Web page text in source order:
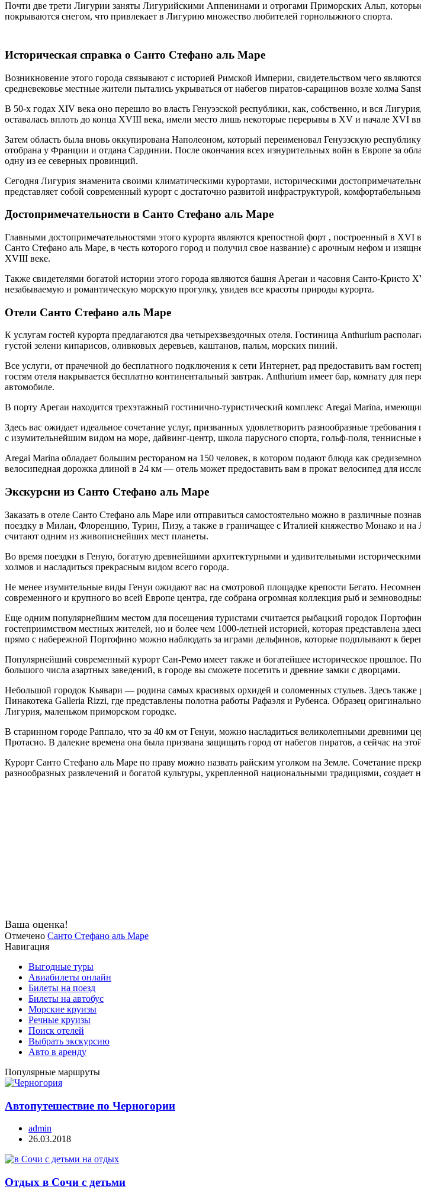
Почти две трети Лигурии заняты Лигурийскими Аппенинами и отрогами Приморских Альп,
покрываются снегом, что привлекает в Лигурию множество любителей горнолыжного спорта.
Историческая справка о Санто Стефано аль Маре
Возникновение этого города связывают с историей Римской Империи, свидетельством чего
средневековье местные жители пытались укрываться от набегов пиратов-сарацинов возле холма
В 50-х годах XIV века оно перешло во власть Генуэзской республики, как, собственно, и вся
оставалась вплоть до конца XVIII века, имели место лишь некоторые перерывы в XV и начале XVI
Затем область была вновь оккупирована Наполеоном, который переименовал Генуэзскую
отобрана у Франции и отдана Сардинии. После окончания всех изнурительных войн в Европе за
одну из ее северных провинций.
Сегодня Лигурия знаменита своими климатическими курортами, историческими
представляет собой современный курорт с достаточно развитой инфраструктурой,
Достопримечательности в Санто Стефано аль Маре
Главными достопримечательностями этого курорта являются крепостной форт , построенный в
Санто Стефано аль Маре, в честь которого город и получил свое название) с арочным нефом и
XVIII веке.
Также свидетелями богатой истории этого города являются башня Арегаи и часовня Санто-
незабываемую и романтическую морскую прогулку, увидев все красоты природы курорта.
Отели Санто Стефано аль Маре
К услугам гостей курорта предлагаются два четырехзвездочных отеля. Гостиница Anthurium
густой зелени кипарисов, оливковых деревьев, каштанов, пальм, морских пиний.
Все услуги, от прачечной до бесплатного подключения к сети Интернет, рад предоставить вам
гостям отеля накрывается бесплатно континентальный завтрак. Anthurium имеет бар, комнату для
автомобиле.
В порту Арегаи находится трехэтажный гостинично-туристический комплекс Aregai Marina,
Здесь вас ожидает идеальное сочетание услуг, призванных удовлетворить разнообразные
с изумительнейшим видом на море, дайвинг-центр, школа парусного спорта, гольф-поля,
Aregai Marina обладает большим рестораном на 150 человек, в котором подают блюда как
велосипедная дорожка длиной в 24 км — отель может предоставить вам в прокат велосипед для
Экскурсии из Санто Стефано аль Маре
Заказать в отеле Санто Стефано аль Маре или отправиться самостоятельно можно в различные
поездку в Милан, Флоренцию, Турин, Пизу, а также в граничащее с Италией княжество Монако и
считают одним из живописнейших мест планеты.
Во время поездки в Геную, богатую древнейшими архитектурными и удивительными
холмов и насладиться прекрасным видом всего города.
Не менее изумительные виды Генуи ожидают вас на смотровой площадке крепости Бегато.
современного и крупного во всей Европе центра, где собрана огромная коллекция рыб и
Еще одним популярнейшим местом для посещения туристами считается рыбацкий городок
гостеприимством местных жителей, но и более чем 1000-летней историей, которая представлена
прямо с набережной Портофино можно наблюдать за играми дельфинов, которые подплывают к
Популярнейший современный курорт Сан-Ремо имеет также и богатейшее историческое прошлое.
большого числа азартных заведений, в городе вы сможете посетить и древние замки с дворцами.
Небольшой городок Кьявари — родина самых красивых орхидей и соломенных стульев. Здесь
Пинакотека Galleria Rizzi, где представлены полотна работы Рафаэля и Рубенса. Образец
Лигурия, маленьком приморском городке.
В старинном городе Раппало, что за 40 км от Генуи, можно насладиться великолепными древними
Протасио. В далекие времена она была призвана защищать город от набегов пиратов, а сейчас на
Курорт Санто Стефано аль Маре по праву можно назвать райским уголком на Земле. Сочетание
разнообразных развлечений и богатой культуры, укрепленной национальными традициями, создает
Ваша оценка!
Отмечено Санто Стефано аль Маре
Навигация
Выгодные туры
Авиабилеты онлайн
Билеты на поезд
Билеты на автобус
Морские круизы
Речные круизы
Поиск отелей
Выбрать экскурсию
Авто в аренду
Популярные маршруты
Автопутешествие по Черногории
admin
26.03.2018
Отдых в Сочи с детьми